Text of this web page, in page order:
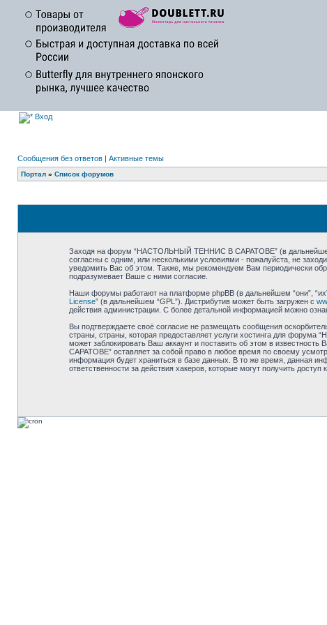
Вход
Сообщения без ответов | Активные темы
Портал » Список форумов
Заходя на форум “НАСТОЛЬНЫЙ ТЕННИС В САРАТОВЕ” (в
согласны с одним, или несколькими условиями - пожалуйста, не
уведомить Вас об этом. Также, мы рекомендуем Вам периодически
подразумевает Ваше с ними согласие.
Наши форумы работают на платформе phpBB (в дальнейшем “они”,
License” (в дальнейшем “GPL”). Дистрибутив может быть загружен с
действия администрации. С более детальной информацией можно
Вы подтверждаете своё согласие не размещать сообщения
страны, страны, которая предоставляет услуги хостинга для
может заблокировать Ваш аккаунт и поставить об этом в
САРАТОВЕ” оставляет за собой право в любое время по своему
информация будет храниться в базе данных. В то же время, данная
ответственности за действия хакеров, которые могут получить